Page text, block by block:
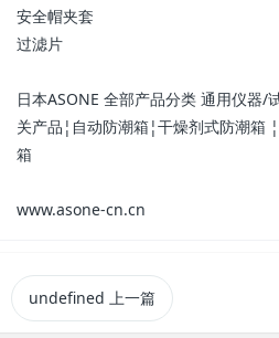
安全帽夹套
过滤片
日本ASONE 全部产品分类 通用仪器/
关产品¦自动防潮箱¦干燥剂式防潮箱
箱
www.asone-cn.cn
undefined 上一篇